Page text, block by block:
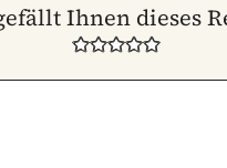
Ihnen dieses